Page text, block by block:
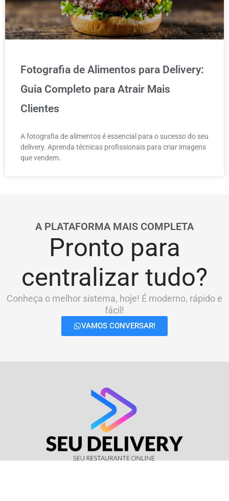
Fotografia de Alimentos para Delivery:
Guia Completo para Atrair Mais
Clientes
A fotografia de alimentos é essencial para o sucesso do seu
delivery. Aprenda técnicas profissionais para criar imagens
que vendem.
A PLATAFORMA MAIS COMPLETA
Pronto para
centralizar tudo?
Conheça o melhor sistema, hoje! É moderno, rápido e
fácil!
VAMOS CONVERSAR!